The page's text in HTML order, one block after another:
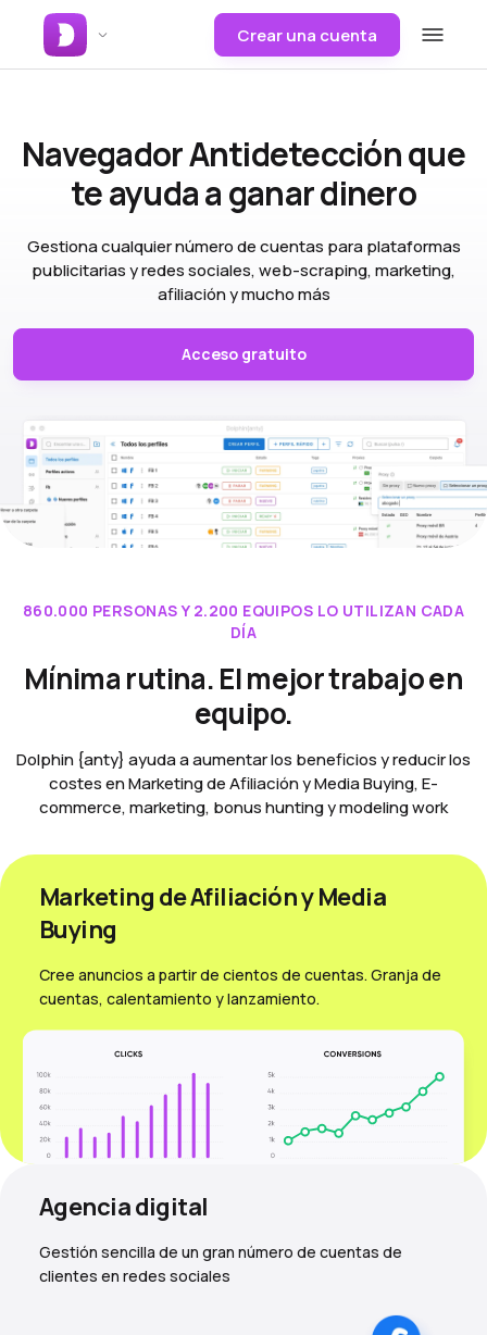
Crear una cuenta
Navegador Antidetecciónque
te ayuda a ganar dinero
Gestiona cualquier número de cuentas para plataformas
publicitarias y redes sociales, web-scraping, marketing,
afiliación y mucho más
Acceso gratuito
860.000 PERSONAS Y 2.200 EQUIPOS LO UTILIZAN CADA
DÍA
Mínima rutina. El mejor trabajo en
equipo.
Dolphin {anty} ayuda a aumentar los beneficios y reducir los
costes en Marketing de Afiliación y Media Buying, E-
commerce, marketing, bonus hunting y modeling work
Marketing de Afiliación y Media
Вuying
Cree anuncios a partir de cientos de cuentas. Granja de
cuentas, calentamiento y lanzamiento.
Agencia digital
Gestión sencilla de un gran número de cuentas de
clientes en redes sociales